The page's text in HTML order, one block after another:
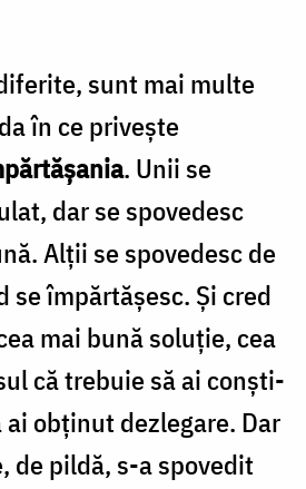
sunt mai multe
în ce priveşte
. Unii se
dar se spovedesc
Alţii se spovedesc de
se împărtăşesc. Şi cred
mai bună soluţie, cea
că trebuie să ai conşti­
obţinut dezlegare. Dar
de pildă, s-a spovedit